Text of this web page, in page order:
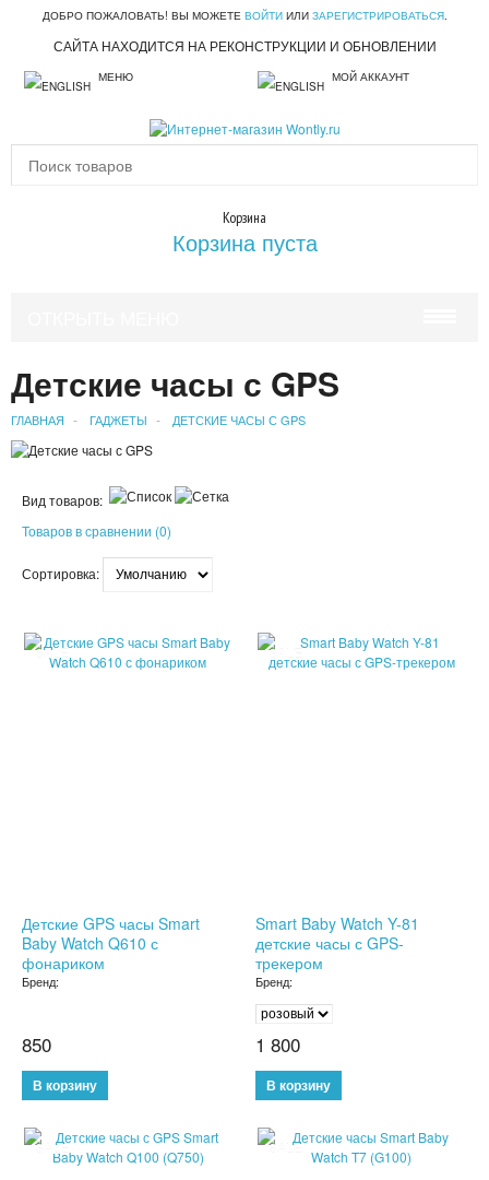
ДОБРО ПОЖАЛОВАТЬ! ВЫ МОЖЕТЕ ВОЙТИИЛИ ЗАРЕГИСТРИРОВАТЬСЯ.
САЙТА НАХОДИТСЯ НА РЕКОНСТРУКЦИИ И ОБНОВЛЕНИИ
МЕНЮ МОЙ АККАУНТ
Корзина
Корзина пуста
УХОД ЗА ВОЛОСАМИ
ПАТЧИ
КОСМЕТИЧЕКСКИЕ МАСКИ
КОСМЕТИЧКИ
ПЕНКИ ДЛЯ УМЫВАНИЯ
ЗЕРКАЛО С LED ПОДСВЕТКОЙ
КРЕМ ДЛЯ ЛИЦА
КОСМЕТИКА BIOAQUA
Детские часы с GPS
ГЛАВНАЯ ГАДЖЕТЫ ДЕТСКИЕ ЧАСЫ С GPS
Вид товаров:
Товаров в сравнении (0)
Сортировка:
SALE
Детские GPS часы Smart
Baby Watch Q610 с
фонариком
Бренд:
850
SALE
Smart Baby Watch Y-81
детские часы с GPS-
трекером
Бренд:
1 800
SALE SALE